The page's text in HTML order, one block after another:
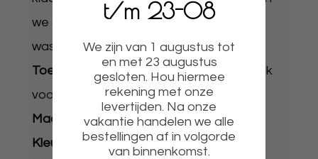
we aan van te voren met de hand af te
wassen.
Toepassing:
Te gebruiken op al uw gebak
voor leuke decoratie.
Maat:
Zie afbeelding
Kleur:
Zoals afgebeeld
t/m 23-08
We zijn van 1 augustus tot
en met 23 augustus
gesloten. Hou hiermee
rekening met onze
levertijden. Na onze
vakantie handelen we alle
bestellingen af in volgorde
van binnenkomst.